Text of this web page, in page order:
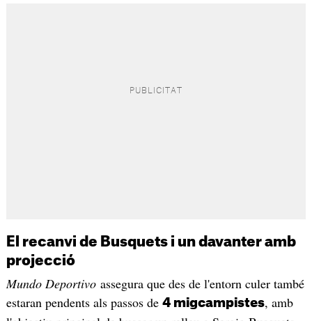
El recanvi de Busquets i un davanter amb
projecció
Mundo Deportivoassegura que des de l'entorn culer també
estaran pendents als passos de 4 migcampistes, amb